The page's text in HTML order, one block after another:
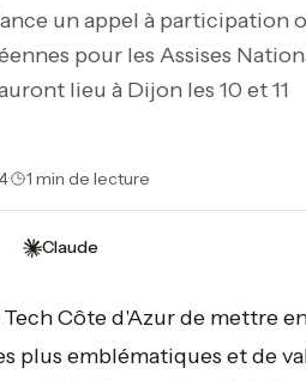
un appel à participation
pour les Assises
lieu à Dijon les 10 et 11
· 1 min de lecture
Claude
Côte d'Azur de mettre
plus emblématiques et de